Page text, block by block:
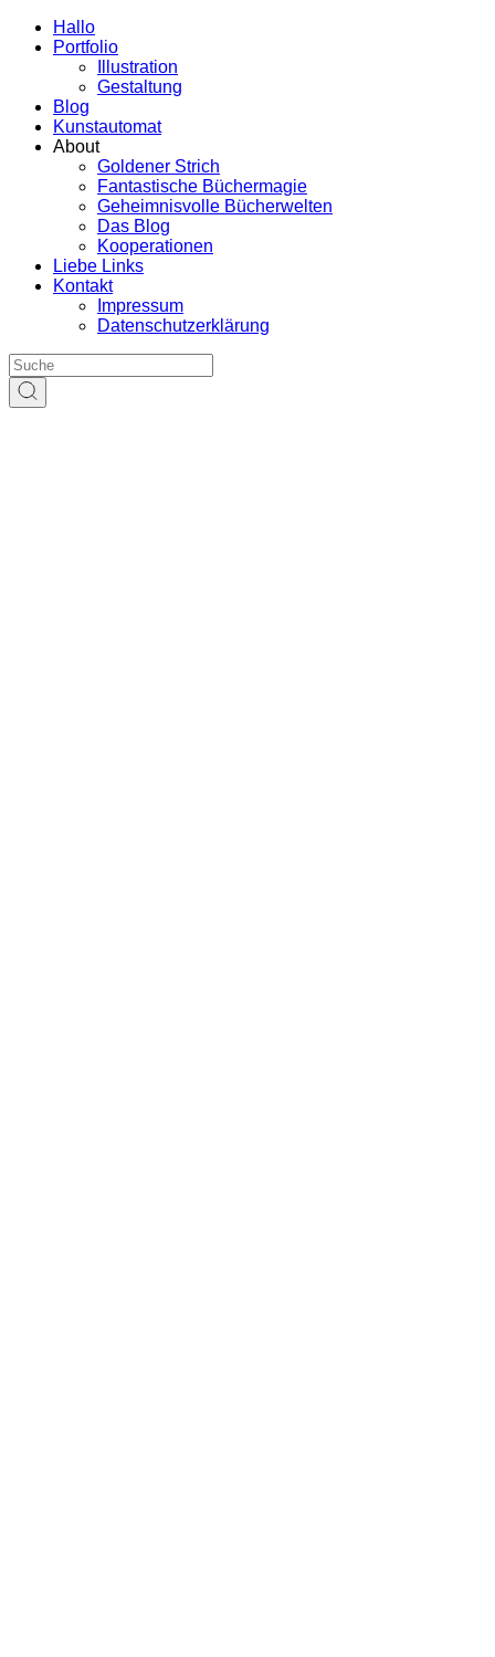
Hallo
Portfolio
Illustration
Gestaltung
Blog
Kunstautomat
About
Goldener Strich
Fantastische Büchermagie
Geheimnisvolle Bücherwelten
Das Blog
Kooperationen
Liebe Links
Kontakt
Impressum
Datenschutzerklärung